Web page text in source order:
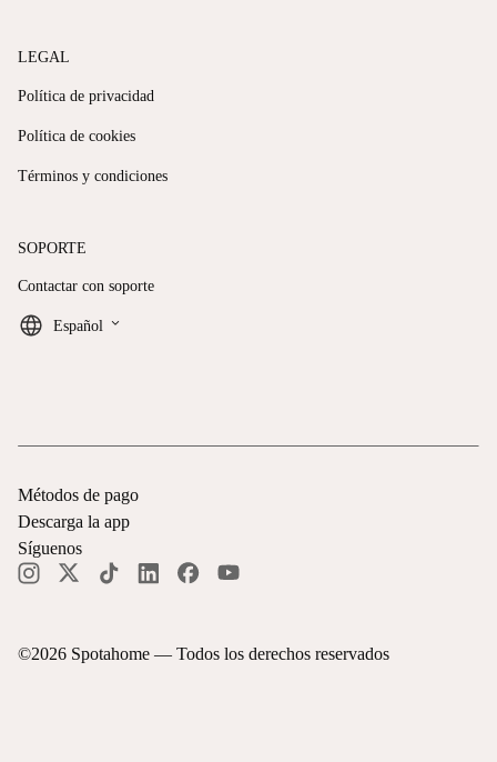
LEGAL
Política de privacidad
Política de cookies
Términos y condiciones
SOPORTE
Contactar con soporte
Español keyboard_arrow_down
©2026 Spotahome — Todos los derechos reservados
Métodos de pago
Descarga la app
Síguenos